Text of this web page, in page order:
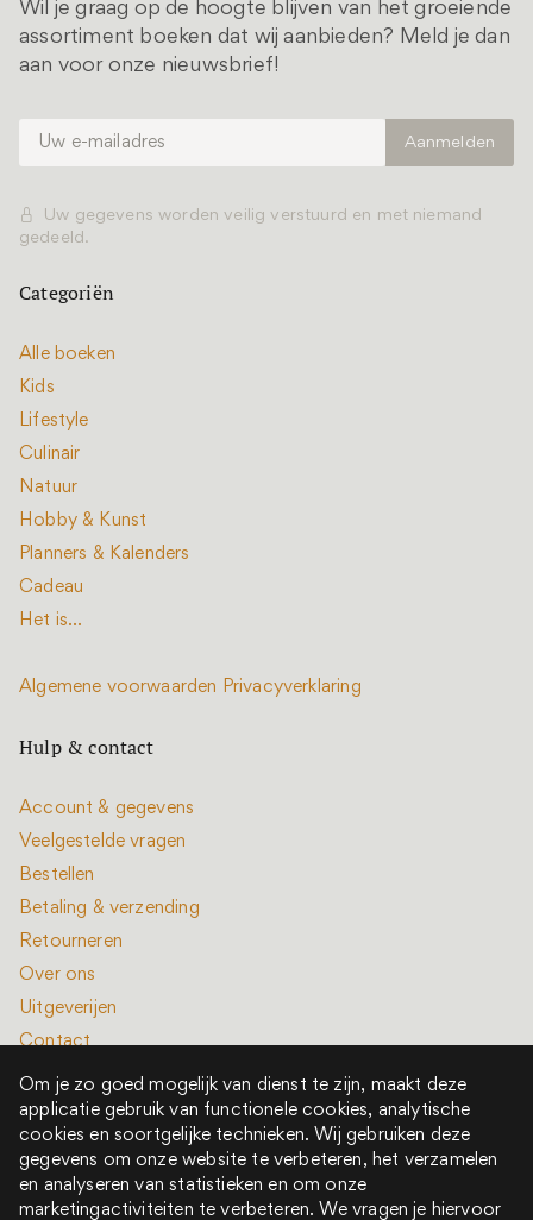
Wil je graag op de hoogte blijven van het groeiende
assortiment boeken dat wij aanbieden? Meld je dan
aan voor onze nieuwsbrief!
Uw gegevens worden veilig verstuurd en met niemand
gedeeld.
Categoriën
Alle boeken
Kids
Lifestyle
Culinair
Natuur
Hobby & Kunst
Planners & Kalenders
Cadeau
Het is...
Algemene voorwaarden Privacyverklaring
Hulp & contact
Account & gegevens
Veelgestelde vragen
Bestellen
Betaling & verzending
Retourneren
Over ons
Uitgeverijen
Contact
Alle rechten voorbehouden © 2022 - 2026
Om je zo goed mogelijk van dienst te zijn, maakt deze
applicatie gebruik van functionele cookies, analytische
cookies en soortgelijke technieken. Wij gebruiken deze
gegevens om onze website te verbeteren, het verzamelen
en analyseren van statistieken en om onze
marketingactiviteiten te verbeteren. We vragen je hiervoor